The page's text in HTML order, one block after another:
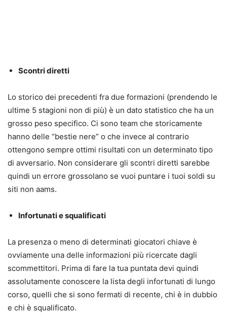
Scontri diretti
Lo storico dei precedenti fra due formazioni (prendendo le
ultime 5 stagioni non di più) è un dato statistico che ha un
grosso peso specifico. Ci sono team che storicamente
hanno delle “bestie nere” o che invece al contrario
ottengono sempre ottimi risultati con un determinato tipo
di avversario. Non considerare gli scontri diretti sarebbe
quindi un errore grossolano se vuoi puntare i tuoi soldi su
siti non aams.
Infortunati e squalificati
La presenza o meno di determinati giocatori chiave è
ovviamente una delle informazioni più ricercate dagli
scommettitori. Prima di fare la tua puntata devi quindi
assolutamente conoscere la lista degli infortunati di lungo
corso, quelli che si sono fermati di recente, chi è in dubbio
e chi è squalificato.